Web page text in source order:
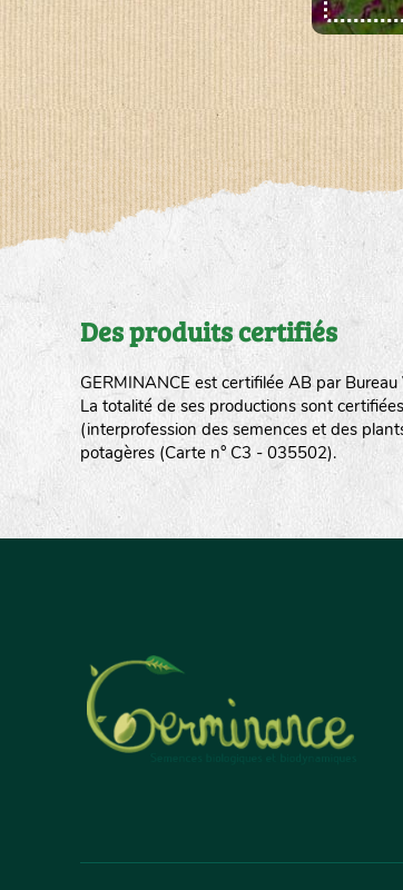
Des produits certifiés
GERMINANCE est certifilée AB par
La totalité de ses productions sont
(interprofession des semences et des
potagères (Carte n° C3 - 035502).